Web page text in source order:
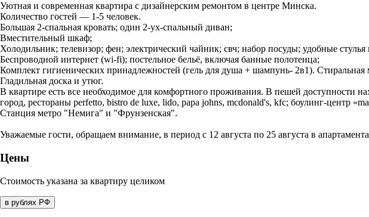
Уютная и современная квартира с дизайнерским ремонтом в центре Минска.
Количество гостей — 1-5 человек.
Большая 2-спальная кровать; один 2-ух-спальный диван;
Вместительный шкаф;
Холодильник; телевизор; фен; электрический чайник; свч; набор посуды; удобные стулья
Беспроводной интернет (wi-fi); постельное бельё, включая банные полотенца;
Комплект гигиенических принадлежностей (гель для душа + шампунь- 2в1).
Гладильная доска и утюг.
В квартире есть все необходимое для комфортного проживания. В пешей доступности
город, рестораны perfetto, bistro de luxe, lido, papa johns, mcdonald's, kfc; боулинг-центр
Станция метро "Немига" и "Фрунзенская".
Уважаемые гости, обращаем внимание, в период с 12 августа по 25 августа в
Цены
Стоимость указана за квартиру целиком
в рублях РФ